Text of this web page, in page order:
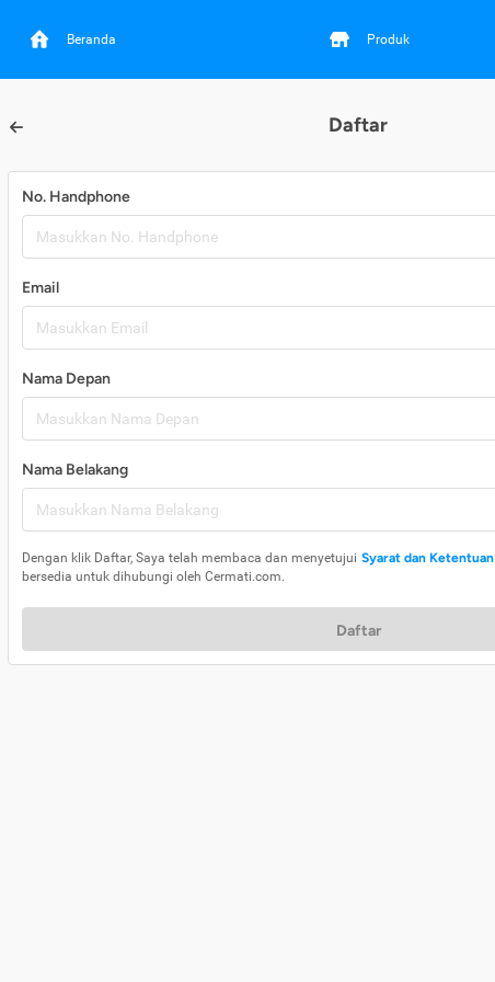
Beranda Produk
Daftar
No. Handphone
Email
Nama Depan
Nama Belakang
Dengan klik Daftar, Saya telah membaca dan menyetujui Syarat dan Ketentuan
bersedia untuk dihubungi oleh Cermati.com.
Daftar